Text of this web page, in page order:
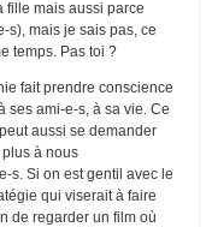
fille mais aussi parce
s), mais je sais pas, ce
temps. Pas toi ?
fait prendre conscience
ses ami-e-s, à sa vie. Ce
aussi se demander
à nous
s. Si on est gentil avec le
qui viserait à faire
de regarder un film où